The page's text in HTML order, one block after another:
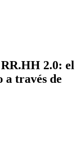
2.0: el
a través de